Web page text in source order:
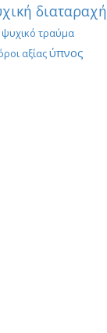
διαταραχή
ψυχικό τραύμα
αξίαςύπνος